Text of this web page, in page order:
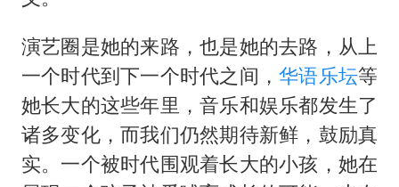
演艺圈是她的来路，也是她的去路，从上
一个时代到下一个时代之间，华语乐坛等
她长大的这些年里，音乐和娱乐都发生了
诸多变化，而我们仍然期待新鲜，鼓励真
实。一个被时代围观着长大的小孩，她在